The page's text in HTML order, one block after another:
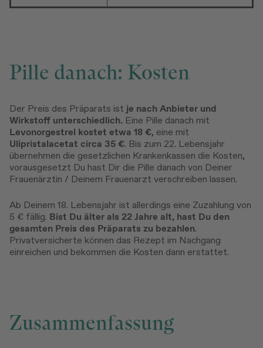
Pille danach: Kosten
Der Preis des Präparats istje nach Anbieter und
Wirkstoff unterschiedlich. Eine Pille danach mit
Levonorgestrel kostet etwa 18 €, eine mit
Ulipristalacetat circa 35 €. Bis zum 22. Lebensjahr
übernehmen die gesetzlichen Krankenkassen die Kosten,
vorausgesetzt Du hast Dir die Pille danach von Deiner
Frauenärztin / Deinem Frauenarzt verschreiben lassen.
Ab Deinem 18. Lebensjahr ist allerdings eine Zuzahlung von
5 € fällig. Bist Du älter als 22 Jahre alt, hast Du den
gesamten Preis des Präparats zu bezahlen.
Privatversicherte können das Rezept im Nachgang
einreichen und bekommen die Kosten dann erstattet.
Zusammenfassung